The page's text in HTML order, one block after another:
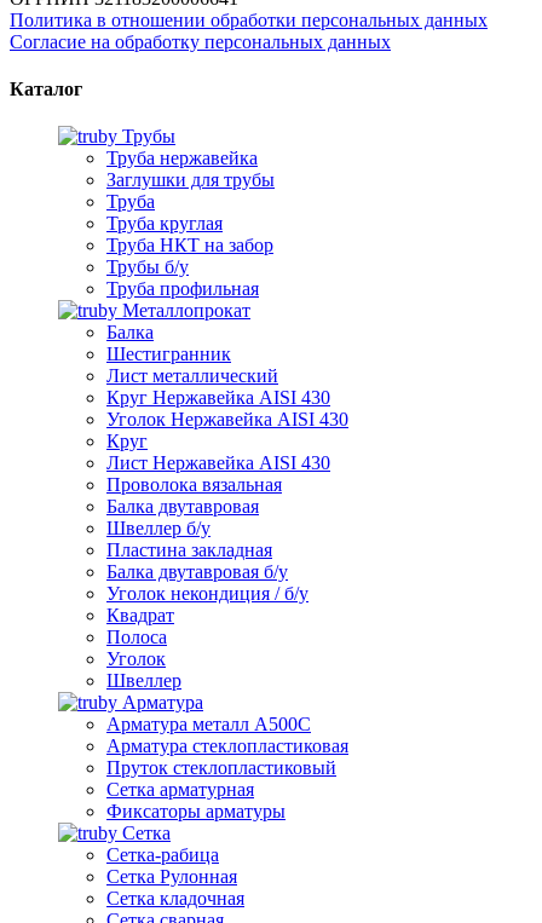
Политика в отношении обработки персональных данных
Согласие на обработку персональных данных
Каталог
Трубы
Труба нержавейка
Заглушки для трубы
Труба
Труба круглая
Труба НКТ на забор
Трубы б/у
Труба профильная
Металлопрокат
Балка
Шестигранник
Лист металлический
Круг Нержавейка AISI 430
Уголок Нержавейка AISI 430
Круг
Лист Нержавейка AISI 430
Проволока вязальная
Балка двутавровая
Швеллер б/у
Пластина закладная
Балка двутавровая б/у
Уголок некондиция / б/у
Квадрат
Полоса
Уголок
Швеллер
Арматура
Арматура металл А500С
Арматура стеклопластиковая
Пруток стеклопластиковый
Сетка арматурная
Фиксаторы арматуры
Сетка
Сетка-рабица
Сетка Рулонная
Сетка кладочная